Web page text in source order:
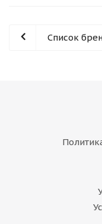
Список